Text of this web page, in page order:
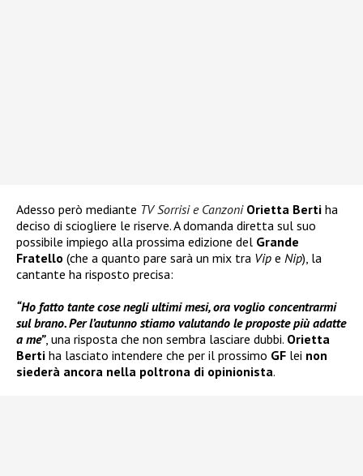
Adesso però mediante TV Sorrisi e Canzoni Orietta Berti ha
deciso di sciogliere le riserve. A domanda diretta sul suo
possibile impiego alla prossima edizione del Grande
Fratello (che a quanto pare sarà un mix tra Vip e Nip), la
cantante ha risposto precisa:
“Ho fatto tante cose negli ultimi mesi, ora voglio concentrarmi
sul brano. Per l’autunno stiamo valutando le proposte più adatte
a me”, una risposta che non sembra lasciare dubbi. Orietta
Berti ha lasciato intendere che per il prossimo GF lei non
siederà ancora nella poltrona di opinionista.